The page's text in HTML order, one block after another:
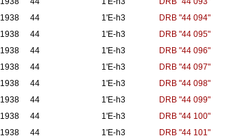
1938 44 1'E-h3
DRB "44 094"
1938 44 1'E-h3
DRB "44 095"
1938 44 1'E-h3
DRB "44 096"
1938 44 1'E-h3
DRB "44 097"
1938 44 1'E-h3
DRB "44 098"
1938 44 1'E-h3
DRB "44 099"
1938 44 1'E-h3
DRB "44 100"
1938 44 1'E-h3
DRB "44 101"